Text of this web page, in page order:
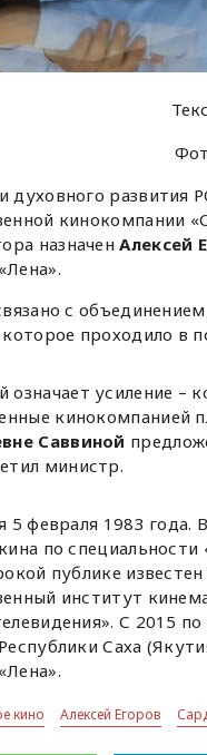
духовного развития
кинокомпании
назначенАлексей
с
проходило в
усиление –
кинокомпанией
Саввиной
министр.
5 февраля 1983
по специальности
публике
институт
С 2015
Саха
кино Алексей Егоров